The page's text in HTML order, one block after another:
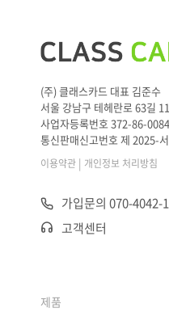
(주) 클래스카드 대표 김준수
서울 강남구 테헤란로 63길
사업자등록번호 372-86-
통신판매신고번호 제 2025-
이용약관 | 개인정보 처리방침
가입문의 070-4042-
고객센터
제품